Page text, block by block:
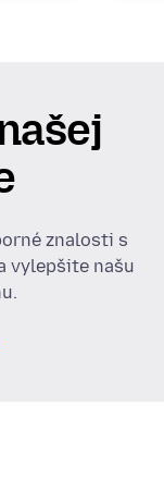
znalosti s
vylepšite našu